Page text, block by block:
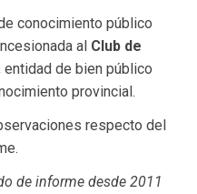
conocimiento público
al Club de
entidad de bien público
provincial.
respecto del
de informe desde 2011